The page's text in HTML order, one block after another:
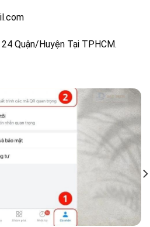
Quận/Huyện Tại TPHCM.